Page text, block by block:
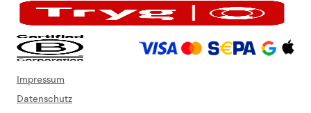
Impressum
Datenschutz